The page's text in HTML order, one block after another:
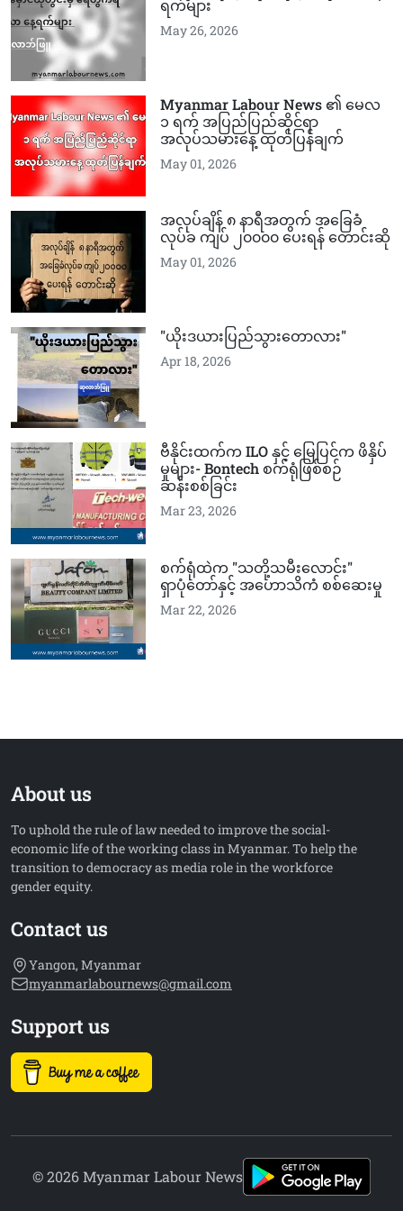
ရက်များ
May 26, 2026
Myanmar Labour News ၏ မေလ
၁ ရက် အပြည်ပြည်ဆိုင်ရာ
အလုပ်သမားနေ့ ထုတ်ပြန်ချက်
May 01, 2026
အလုပ်ချိန် ၈ နာရီအတွက် အခြေခံ
လုပ်ခ ကျပ် ၂၀၀၀၀ ပေးရန် တောင်းဆို
May 01, 2026
"ယိုးဒယားပြည်သွားတောလား"
Apr 18, 2026
ဗီနိုင်းထက်က ILO နှင့် မြေပြင်က ဖိနှိပ်
မှုများ- Bontech စက်ရုံဖြစ်စဉ်
ဆန်းစစ်ခြင်း
Mar 23, 2026
စက်ရုံထဲက "သတို့သမီးလောင်း"
ရှာပုံတော်နှင့် အဟောသိကံ စစ်ဆေးမှု
Mar 22, 2026
About us
To uphold the rule of law needed to improve the social-
economic life of the working class in Myanmar. To help the
transition to democracy as media role in the workforce
gender equity.
Contact us
Yangon, Myanmar
myanmarlabournews@gmail.com
Support us
© 2026 Myanmar Labour News